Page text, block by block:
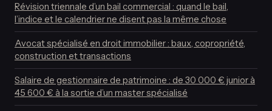
Révision triennale d’un bail commercial : quand le bail,
l’indice et le calendrier ne disent pas la même chose
Avocat spécialisé en droit immobilier : baux, copropriété,
construction et transactions
Salaire de gestionnaire de patrimoine : de 30 000 € junior à
45 600 € à la sortie d’un master spécialisé